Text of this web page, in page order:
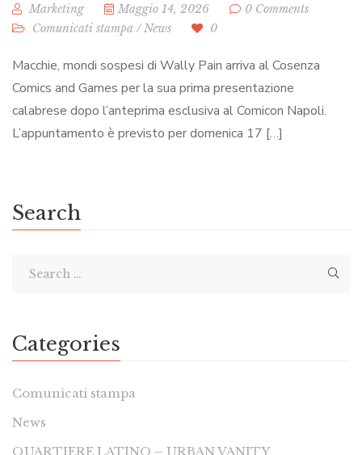
Marketing Maggio 14, 2026
0 Comments
Comunicati stampa /News 0
Macchie, mondi sospesi di Wally Pain arriva al Cosenza
Comics and Games per la sua prima presentazione
calabrese dopo l’anteprima esclusiva al Comicon Napoli.
L’appuntamento è previsto per domenica 17 […]
Search
Categories
Comunicati stampa
News
QUARTIERE LATINO – URBAN VANITY